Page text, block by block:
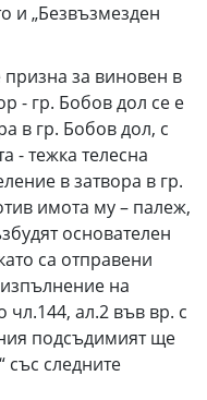
и „Безвъзмезден
за виновен в
- гр. Бобов дол се е
в гр. Бобов дол, с
- тежка телесна
в затвора в гр.
имота му – палеж,
основателен
са отправени
на
чл.144, ал.2 във вр. с
подсъдимият ще
със следните